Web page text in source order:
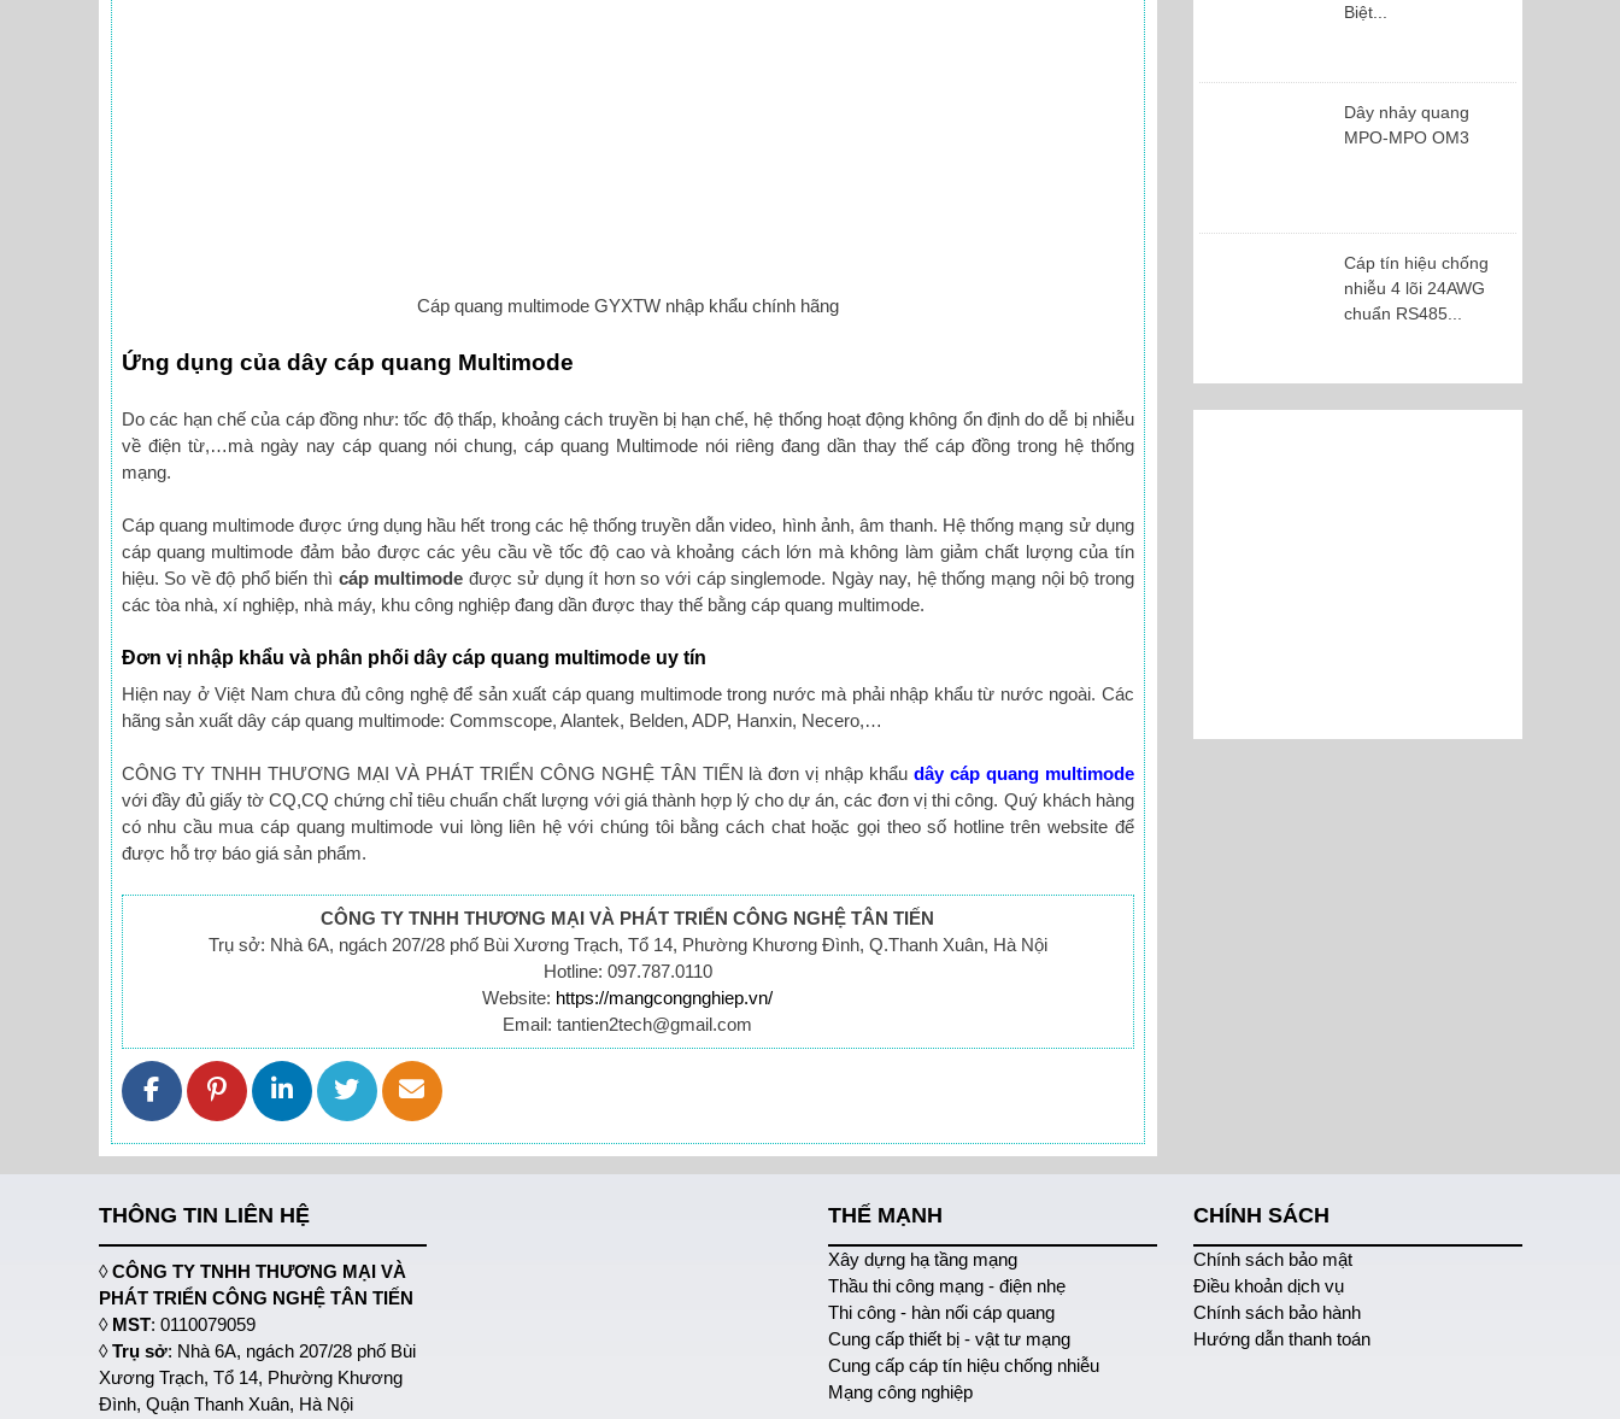
Cáp quang multimode GYXTW nhập khẩu chính hãng
Ứng dụng của dây cáp quang Multimode
Do các hạn chế của cáp đồng như: tốc độ thấp, khoảng cách truyền bị hạn chế, hệ thống hoạt động không ổn định do dễ bị nhiễu
về điện từ,…mà ngày nay cáp quang nói chung, cáp quang Multimode nói riêng đang dần thay thế cáp đồng trong hệ thống
mạng.
Cáp quang multimode được ứng dụng hầu hết trong các hệ thống truyền dẫn video, hình ảnh, âm thanh. Hệ thống mạng sử dụng
cáp quang multimode đảm bảo được các yêu cầu về tốc độ cao và khoảng cách lớn mà không làm giảm chất lượng của tín
hiệu. So về độ phổ biến thì cáp multimode được sử dụng ít hơn so với cáp singlemode. Ngày nay, hệ thống mạng nội bộ trong
các tòa nhà, xí nghiệp, nhà máy, khu công nghiệp đang dần được thay thế bằng cáp quang multimode.
Đơn vị nhập khẩu và phân phối dây cáp quang multimode uy tín
Hiện nay ở Việt Nam chưa đủ công nghệ để sản xuất cáp quang multimode trong nước mà phải nhập khẩu từ nước ngoài. Các
hãng sản xuất dây cáp quang multimode: Commscope, Alantek, Belden, ADP, Hanxin, Necero,…
CÔNG TY TNHH THƯƠNG MẠI VÀ PHÁT TRIỂN CÔNG NGHỆ TÂN TIẾN là đơn vị nhập khẩudây cáp quang multimode
với đầy đủ giấy tờ CQ,CQ chứng chỉ tiêu chuẩn chất lượng với giá thành hợp lý cho dự án, các đơn vị thi công. Quý khách hàng
có nhu cầu mua cáp quang multimode vui lòng liên hệ với chúng tôi bằng cách chat hoặc gọi theo số hotline trên website để
được hỗ trợ báo giá sản phẩm.
CÔNG TY TNHH THƯƠNG MẠI VÀ PHÁT TRIỂN CÔNG NGHỆ TÂN TIẾN
Trụ sở: Nhà 6A, ngách 207/28 phố Bùi Xương Trạch, Tổ 14, Phường Khương Đình, Q.Thanh Xuân, Hà Nội
Hotline: 097.787.0110
Website: https://mangcongnghiep.vn/
Email: tantien2tech@gmail.com
Biệt...
Dây nhảy quang
MPO-MPO OM3
Cáp tín hiệu chống
nhiễu 4 lõi 24AWG
chuẩn RS485...
THÔNG TIN LIÊN HỆ
◊CÔNG TY TNHH THƯƠNG MẠI VÀ
PHÁT TRIỂN CÔNG NGHỆ TÂN TIẾN
◊ MST: 0110079059
◊Trụ sở: Nhà 6A, ngách 207/28 phố Bùi
Xương Trạch, Tổ 14, Phường Khương
Đình, Quận Thanh Xuân, Hà Nội
THẾ MẠNH
Xây dựng hạ tầng mạng
Thầu thi công mạng - điện nhẹ
Thi công - hàn nối cáp quang
Cung cấp thiết bị - vật tư mạng
Cung cấp cáp tín hiệu chống nhiễu
Mạng công nghiệp
CHÍNH SÁCH
Chính sách bảo mật
Điều khoản dịch vụ
Chính sách bảo hành
Hướng dẫn thanh toán